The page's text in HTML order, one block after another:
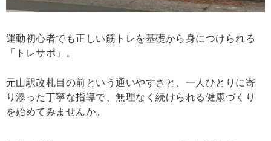
運動初心者でも正しい筋トレを基礎から身につけられる
「トレサポ」。
元山駅改札目の前という通いやすさと、一人ひとりに寄
り添った丁寧な指導で、無理なく続けられる健康づくり
を始めてみませんか。